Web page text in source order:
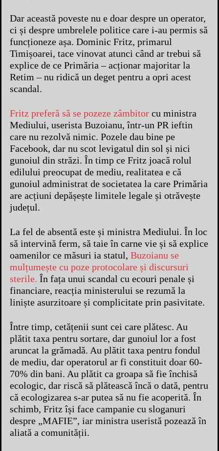
Dar această poveste nu e doar despre un operator,
ci și despre umbrelele politice care i-au permis să
funcționeze așa. Dominic Fritz, primarul
Timișoarei, tace vinovat atunci când ar trebui să
explice de ce Primăria – acționar majoritar la
Retim – nu ridică un deget pentru a opri acest
scandal.
Fritz preferă să se pozeze zâmbitor cu ministra
Mediului, userista Buzoianu, într-un PR ieftin
care nu rezolvă nimic. Pozele dau bine pe
Facebook, dar nu scot levigatul din sol și nici
gunoiul din străzi. În timp ce Fritz joacă rolul
edilului preocupat de mediu, realitatea e că
gunoiul administrat de societatea la care Primăria
are acțiuni depășește limitele legale și otrăvește
județul.
La fel de absentă este și ministra Mediului. În loc
să intervină ferm, să taie în carne vie și să explice
oamenilor ce măsuri ia statul, Buzoianu se
mulțumește cu poze protocolare și discursuri
sterile. În fața unui scandal cu ecouri penale și
financiare, reacția ministerului se rezumă la
liniște asurzitoare și complicitate prin pasivitate.
Între timp, cetățenii sunt cei care plătesc. Au
plătit taxa pentru sortare, dar gunoiul lor a fost
aruncat la grămadă. Au plătit taxa pentru fondul
de mediu, dar operatorul ar fi constituit doar 60-
70% din bani. Au plătit ca groapa să fie închisă
ecologic, dar riscă să plătească încă o dată, pentru
că ecologizarea s-ar putea să nu fie acoperită. În
schimb, Fritz își face campanie cu sloganuri
despre „MAFIE”, iar ministra useristă pozează în
aliată a comunității.